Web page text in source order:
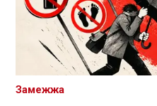
Замежжа